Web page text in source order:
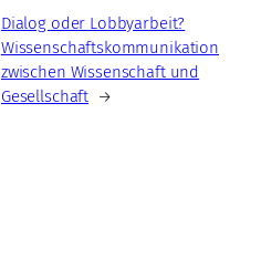
Dialog oder Lobbyarbeit?
Wissenschaftskommunikation
zwischen Wissenschaft und
Gesellschaft →